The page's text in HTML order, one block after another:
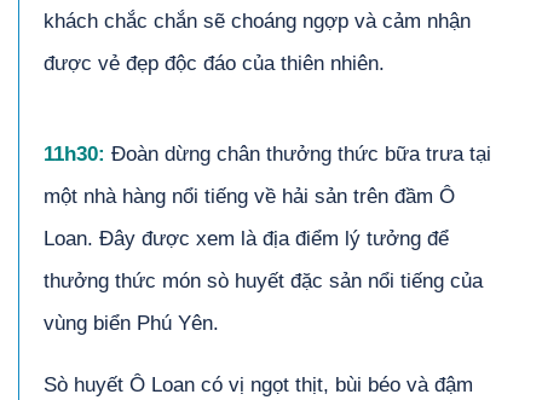
khách chắc chắn sẽ choáng ngợp và cảm nhận
được vẻ đẹp độc đáo của thiên nhiên.
11h30: Đoàn dừng chân thưởng thức bữa trưa tại
một nhà hàng nổi tiếng về hải sản trên đầm Ô
Loan. Đây được xem là địa điểm lý tưởng để
thưởng thức món sò huyết đặc sản nổi tiếng của
vùng biển Phú Yên.
Sò huyết Ô Loan có vị ngọt thịt, bùi béo và đậm